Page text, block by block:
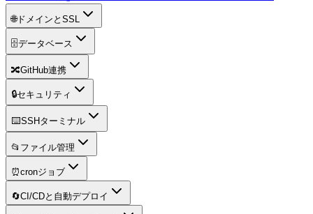
🌐ドメインとSSL
🗄️データベース
🔀GitHub連携
🔒セキュリティ
⌨️SSHターミナル
📂 ファイル管理
⏰cronジョブ
🔄CI/CDと自動デプロイ